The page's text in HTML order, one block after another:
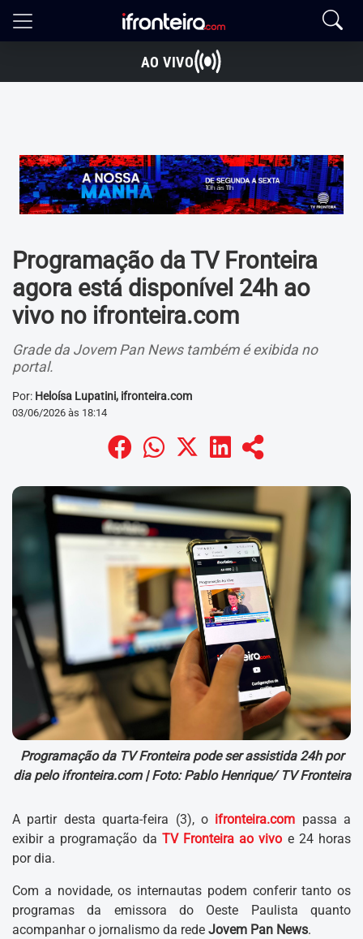
AO VIVO
Programação da TV Fronteira
agora está disponível 24h ao
vivo no ifronteira.com
Grade da Jovem Pan News também é exibida no
portal.
Por: Heloísa Lupatini, ifronteira.com
03/06/2026 às 18:14
Programação da TV Fronteira pode ser assistida 24h por
dia pelo ifronteira.com | Foto: Pablo Henrique/ TV Fronteira
A partir desta quarta-feira (3), o ifronteira.com passa a
exibir a programação da TV Fronteira ao vivo e 24 horas
por dia.
Com a novidade, os internautas podem conferir tanto os
programas da emissora do Oeste Paulista quanto
acompanhar o jornalismo da rede Jovem Pan News.